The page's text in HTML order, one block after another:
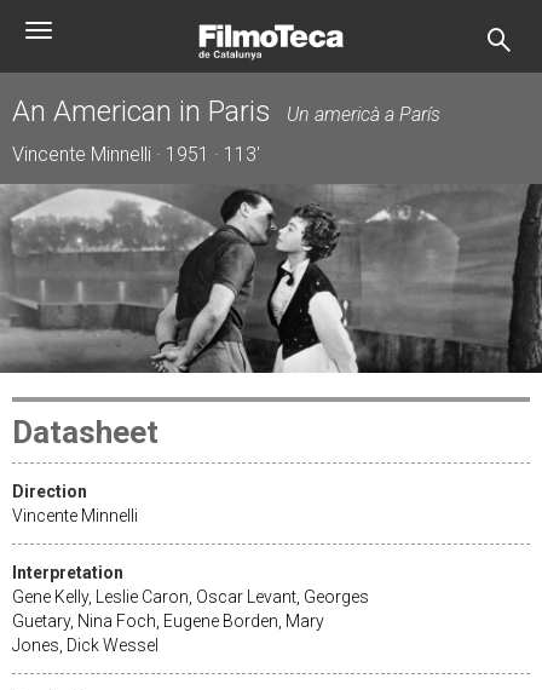
Toggle
An American in Paris
Un americà a París
Vincente Minnelli · 1951 · 113'
Datasheet
Direction
Vincente Minnelli
Interpretation
Gene Kelly, Leslie Caron, Oscar Levant, Georges
Guetary, Nina Foch, Eugene Borden, Mary
Jones, Dick Wessel